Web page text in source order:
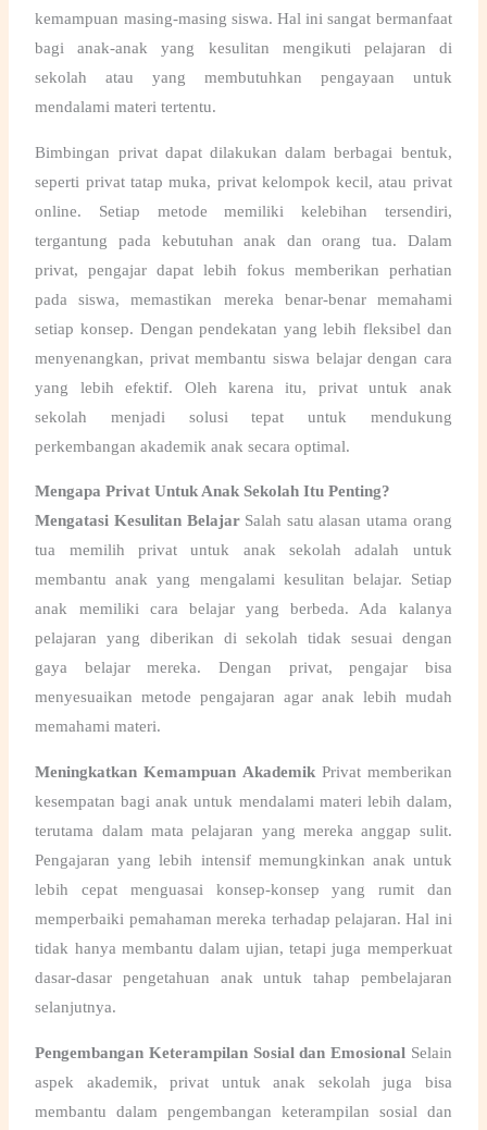
kemampuan masing-masing siswa. Hal ini sangat bermanfaat
bagi anak-anak yang kesulitan mengikuti pelajaran di
sekolah atau yang membutuhkan pengayaan untuk
mendalami materi tertentu.
Bimbingan privat dapat dilakukan dalam berbagai bentuk,
seperti privat tatap muka, privat kelompok kecil, atau privat
online. Setiap metode memiliki kelebihan tersendiri,
tergantung pada kebutuhan anak dan orang tua. Dalam
privat, pengajar dapat lebih fokus memberikan perhatian
pada siswa, memastikan mereka benar-benar memahami
setiap konsep. Dengan pendekatan yang lebih fleksibel dan
menyenangkan, privat membantu siswa belajar dengan cara
yang lebih efektif. Oleh karena itu, privat untuk anak
sekolahmenjadi solusi tepat untuk mendukung
perkembangan akademik anak secara optimal.
Mengapa Privat Untuk Anak Sekolah Itu Penting?
Mengatasi Kesulitan BelajarSalah satu alasan utama orang
tua memilihprivat untuk anak sekolah adalah untuk
membantu anak yang mengalami kesulitan belajar. Setiap
anak memiliki cara belajar yang berbeda. Ada kalanya
pelajaran yang diberikan di sekolah tidak sesuai dengan
gaya belajar mereka. Dengan privat, pengajar bisa
menyesuaikan metode pengajaran agar anak lebih mudah
memahami materi.
Meningkatkan Kemampuan AkademikPrivat memberikan
kesempatan bagi anak untuk mendalami materi lebih dalam,
terutama dalam mata pelajaran yang mereka anggap sulit.
Pengajaran yang lebih intensif memungkinkan anak untuk
lebih cepat menguasai konsep-konsep yang rumit dan
memperbaiki pemahaman mereka terhadap pelajaran. Hal ini
tidak hanya membantu dalam ujian, tetapi juga memperkuat
dasar-dasar pengetahuan anak untuk tahap pembelajaran
selanjutnya.
Pengembangan Keterampilan Sosial dan Emosional Selain
aspek akademik, privat untuk anak sekolah juga bisa
membantu dalam pengembangan keterampilan sosial dan